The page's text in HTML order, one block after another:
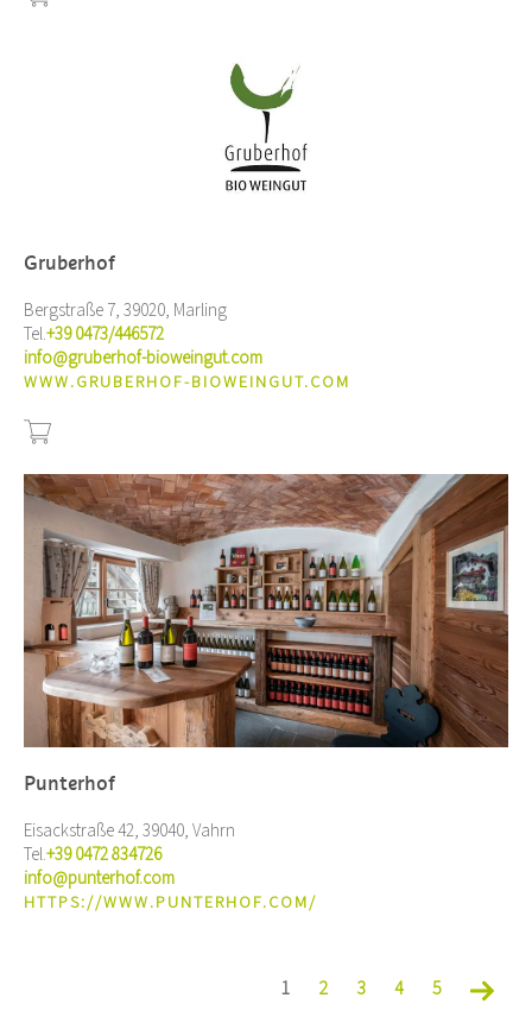
Gruberhof
Bergstraße 7, 39020, Marling
Tel.+39 0473/446572
info@gruberhof-bioweingut.com
WWW.GRUBERHOF-BIOWEINGUT.COM
Punterhof
Eisackstraße 42, 39040, Vahrn
Tel.+39 0472 834726
info@punterhof.com
HTTPS://WWW.PUNTERHOF.COM/
1 2 3 4 5